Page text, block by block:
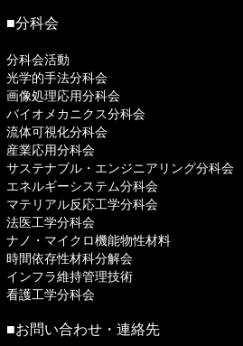
■分科会
分科会活動
光学的手法分科会
画像処理応用分科会
バイオメカニクス分科会
流体可視化分科会
産業応用分科会
サステナブル・エンジニアリング分科会
エネルギーシステム分科会
マテリアル反応工学分科会
法医工学分科会
ナノ・マイクロ機能物性材料
時間依存性材科分解会
インフラ維持管理技術
看護工学分科会
■お問い合わせ・連絡先